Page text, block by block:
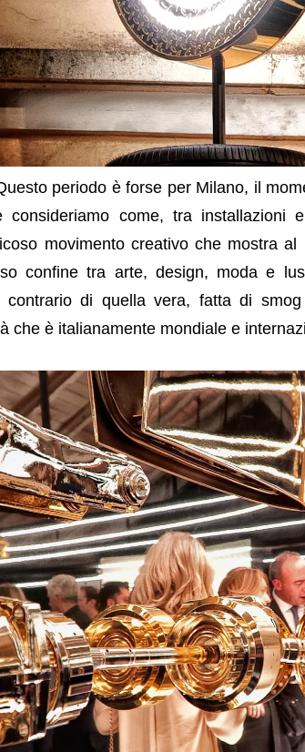
periodo è forse per Milano, il
consideriamo come, tra
movimento creativo che mostra
confine tra arte, design, moda e
contrario di quella vera, fatta di
che è italianamente mondiale e